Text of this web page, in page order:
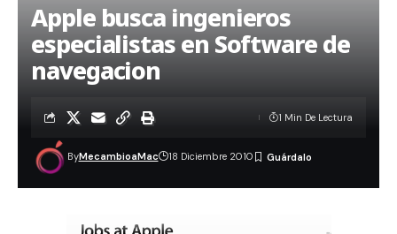
Apple busca ingenieros
especialistas en Software de
navegacion
ByMecambioaMac 18 Diciembre 2010
1 Min De Lectura